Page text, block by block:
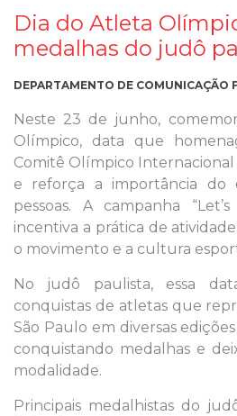
Dia do Atleta
medalhas do judô
DEPARTAMENTO DE COMUNICAÇÃO
Neste 23 de junho,
Olímpico, data que
Comitê Olímpico Internacional
e reforça a importância do
pessoas. A campanha
incentiva a prática de
o movimento e a cultura
No judô paulista, essa
conquistas de atletas que
São Paulo em diversas
conquistando medalhas e
modalidade.
Principais medalhistas do